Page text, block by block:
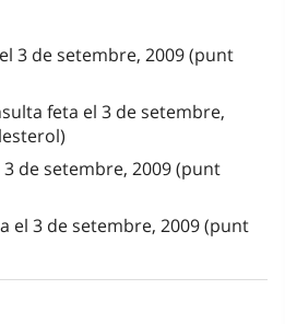
3 de setembre, 2009 (punt
feta el 3 de setembre,
3 de setembre, 2009 (punt
el 3 de setembre, 2009 (punt